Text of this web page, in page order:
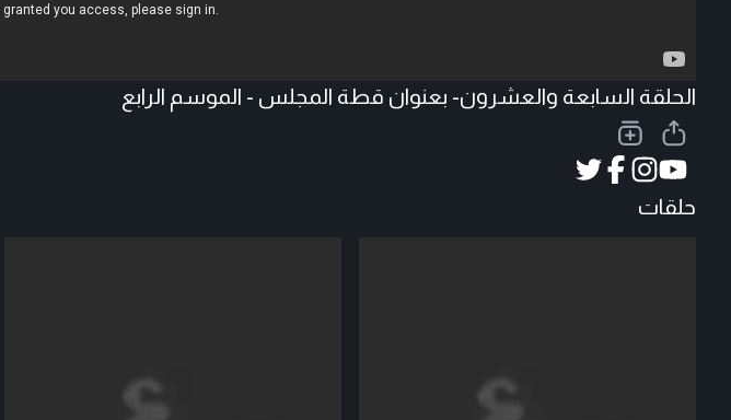
الحلقة السابعة والعشرون- بعنوان قطة المجلس - الموسم الرابع
حلقات